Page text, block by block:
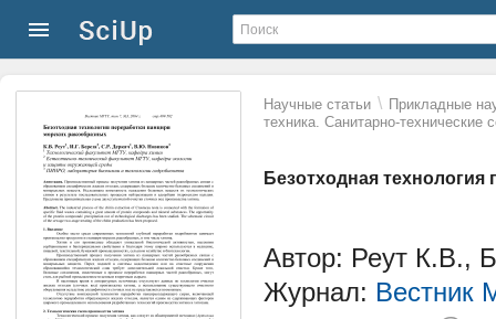
Научные статьи \ Прикладные
техника. Санитарно-
Безотходная
Автор: Реут К.В.,
Журнал: Вестник